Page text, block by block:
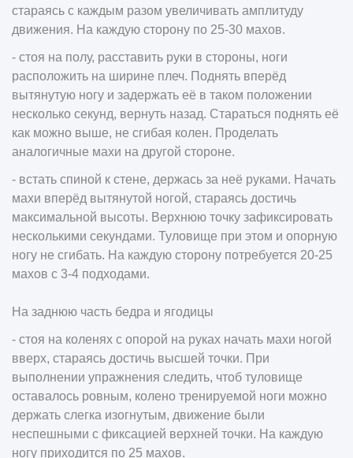
стараясь с каждым разом увеличивать амплитуду
движения. На каждую сторону по 25-30 махов.
- стоя на полу, расставить руки в стороны, ноги
расположить на ширине плеч. Поднять вперёд
вытянутую ногу и задержать её в таком положении
несколько секунд, вернуть назад. Стараться поднять её
как можно выше, не сгибая колен. Проделать
аналогичные махи на другой стороне.
- встать спиной к стене, держась за неё руками. Начать
махи вперёд вытянутой ногой, стараясь достичь
максимальной высоты. Верхнюю точку зафиксировать
несколькими секундами. Туловище при этом и опорную
ногу не сгибать. На каждую сторону потребуется 20-25
махов с 3-4 подходами.
На заднюю часть бедра и ягодицы
- стоя на коленях с опорой на руках начать махи ногой
вверх, стараясь достичь высшей точки. При
выполнении упражнения следить, чтоб туловище
оставалось ровным, колено тренируемой ноги можно
держать слегка изогнутым, движение были
неспешными с фиксацией верхней точки. На каждую
ногу приходится по 25 махов.